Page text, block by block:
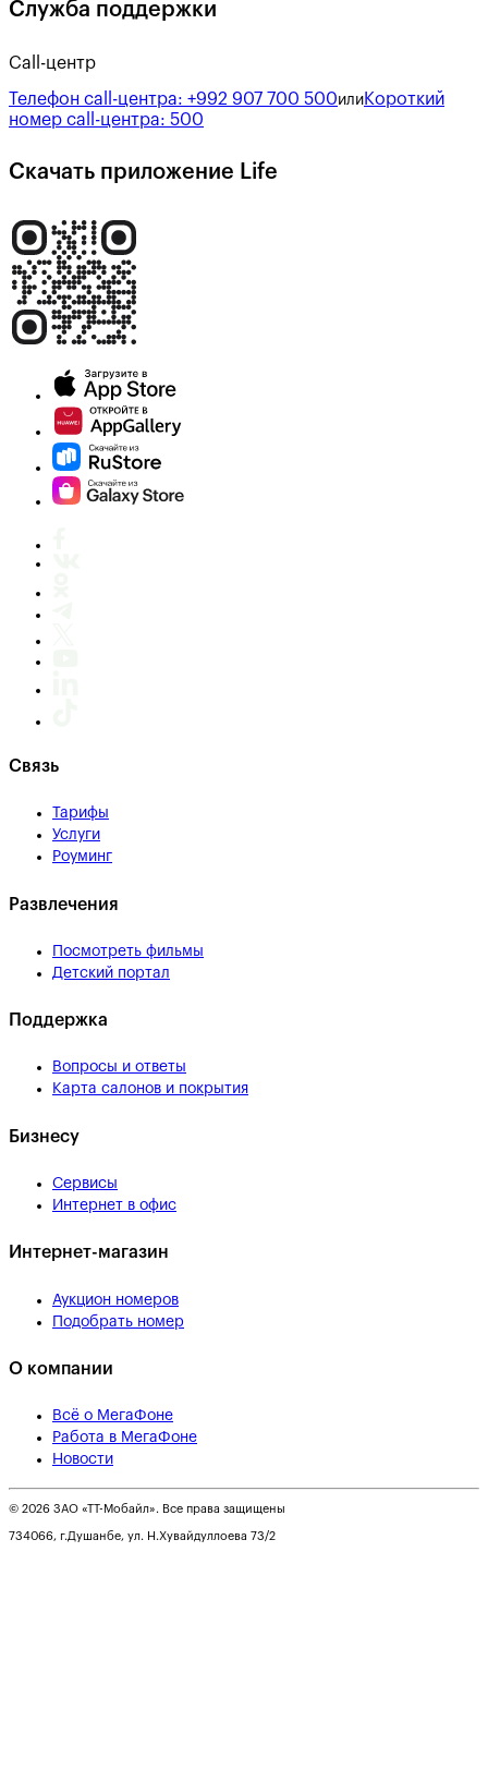
Служба поддержки
Call-центр
Телефон call-центра: +992 907 700 500или Короткий
номер call-центра: 500
Скачать приложение Life
Связь
Тарифы
Услуги
Роуминг
Развлечения
Посмотреть фильмы
Детский портал
Поддержка
Вопросы и ответы
Карта салонов и покрытия
Бизнесу
Сервисы
Интернет в офис
Интернет-магазин
Аукцион номеров
Подобрать номер
О компании
Всё о МегаФоне
Работа в МегаФоне
Новости
© 2026 ЗАО «ТТ-Мобайл». Все права защищены
734066, г.Душанбе, ул. Н.Хувайдуллоева 73/2